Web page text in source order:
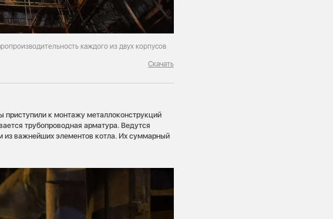
каждого из двух корпусов
Скачать
приступили к монтажу металлоконструкций
трубопроводная арматура. Ведутся
из важнейших элементов котла. Их суммарный